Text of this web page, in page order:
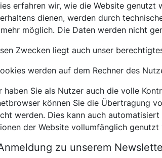
erfahren wir, wie die Website genutzt
dienen, werden durch
möglich. Die Daten werden nicht
Zwecken liegt auch unser
werden auf dem Rechner des
haben Sie als Nutzer auch die volle
können Sie die Übertragung
werden. Dies kann auch
der Website vollumfänglich genutzt
zu unserem